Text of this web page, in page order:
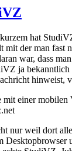
hat
der man fast
war, dass
ja
hinweist,
einer mobilen
nur weil dort
Desktopbrowser